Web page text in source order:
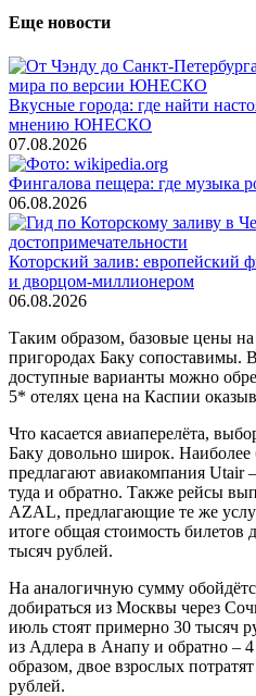
Еще новости
Вкусные города: где найти
мнению ЮНЕСКО
07.08.2026
Фингалова пещера: где музыка
06.08.2026
Которский залив: европейский
и дворцом-миллионером
06.08.2026
Таким образом, базовые цены
пригородах Баку сопоставимы.
доступные варианты можно
5* отелях цена на Каспии
Что касается авиаперелёта,
Баку довольно широк.
предлагают авиакомпания Utair
туда и обратно. Также рейсы
AZAL, предлагающие те же
итоге общая стоимость билетов
тысяч рублей.
На аналогичную сумму
добираться из Москвы через
июль стоят примерно 30 тысяч
из Адлера в Анапу и обратно –
образом, двое взрослых
рублей.